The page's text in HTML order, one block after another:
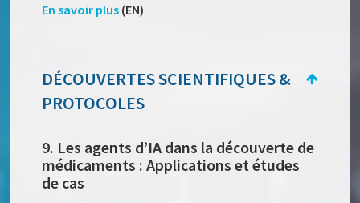
En savoir plus (EN)
DÉCOUVERTES SCIENTIFIQUES &
PROTOCOLES
9. Les agents d’IA dans la découverte de
médicaments : Applications et études
de cas